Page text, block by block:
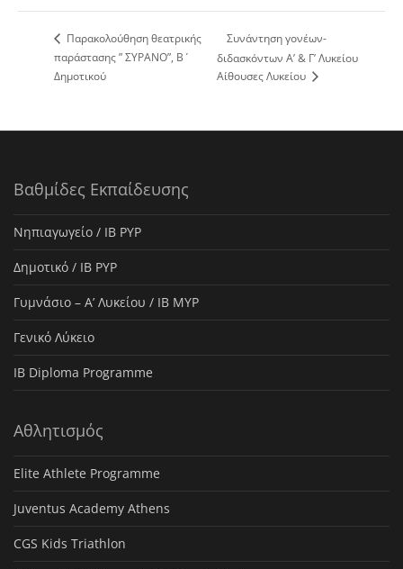
Παρακολούθηση θεατρικής
παράστασης ” ΣΥΡΑΝΟ”, Β΄
Δημοτικού
Συνάντηση γονέων-
διδασκόντων Α’ & Γ’ Λυκείου
Αίθουσες Λυκείου
Βαθμίδες Εκπαίδευσης
Νηπιαγωγείο / IB PYP
Δημοτικό / IB PYP
Γυμνάσιο – Α’ Λυκείου / IB MYP
Γενικό Λύκειο
IB Diploma Programme
Αθλητισμός
Elite Athlete Programme
Juventus Academy Athens
CGS Kids Triathlon